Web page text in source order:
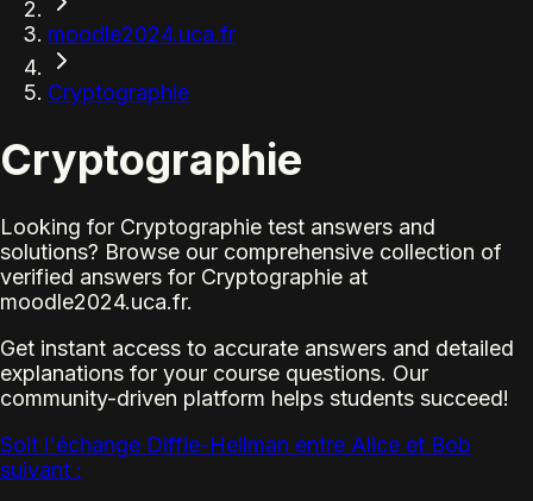
moodle2024.uca.fr
Cryptographie
Cryptographie
Looking for Cryptographie test answers and
solutions? Browse our comprehensive collection of
verified answers for Cryptographie at
moodle2024.uca.fr.
Get instant access to accurate answers and detailed
explanations for your course questions. Our
community-driven platform helps students succeed!
Soit l'échange Diffie-Hellman entre Alice et Bob
suivant :